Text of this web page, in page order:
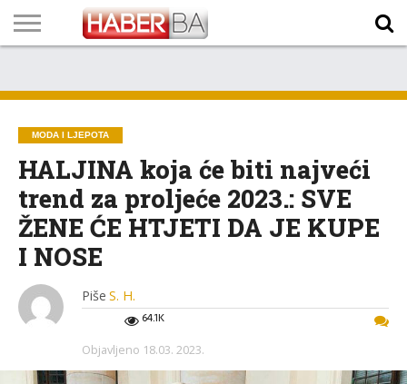
TECH
PROGRAM
PROGNOZA
PUTEVIMA
LISTA
NAMA
MODA I LJEPOTA
HALJINA koja će biti najveći
trend za proljeće 2023.: SVE
ŽENE ĆE HTJETI DA JE KUPE
I NOSE
Piše S. H.
64.1K
Objavljeno 18.03. 2023.